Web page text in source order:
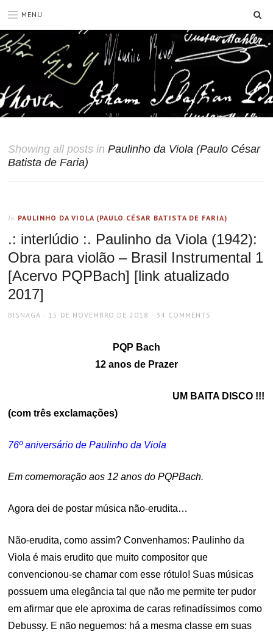
MENU
Showing all posts inPaulinho da Viola (Paulo César
Batista de Faria)
In PAULINHO DA VIOLA (PAULO CÉSAR BATISTA DE FARIA)
.: interlúdio :. Paulinho da Viola (1942):
Obra para violão – Brasil Instrumental 1
[Acervo PQPBach] [link atualizado
2017]
AUTHOR
BISNAGA
POSTED
15 DE NOVEMBRO DE 2018 34 COMMENTS
PQP Bach
12 anos de Prazer
UM BAITA DISCO !!!
(com três exclamações)
76º aniversário de Paulinho da Viola
Em comemoração aos 12 anos do PQPBach.
Agora dei de postar música não-erudita…
Não-erudita, como assim? Convenhamos: Paulinho da
Viola é mais erudito que muito compositor que
convencionou-se chamar com esse rótulo! Suas músicas
possuem uma elegância tal que não me permite ter pudor
em afirmar que ele aproxima de caras refinadíssimos como
Debussy. E não neguemos: há a mesma classe em suas